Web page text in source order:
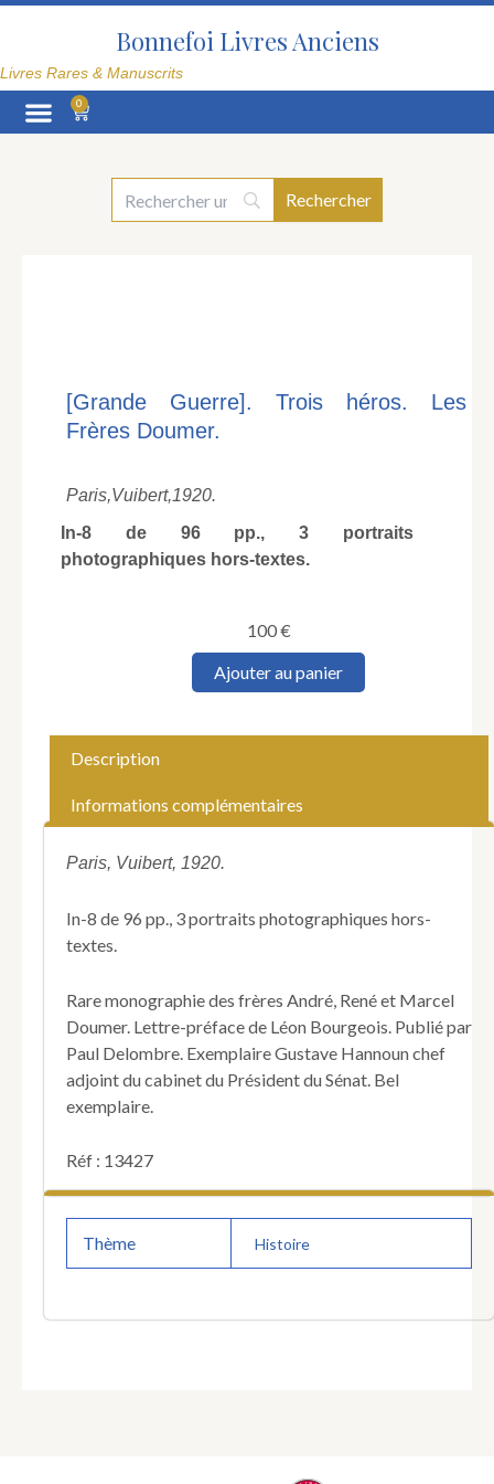
Aller
Bonnefoi Livres Anciens
Livres Rares & Manuscrits
0
Panier
[Grande Guerre]. Trois héros. Les
Frères Doumer.
Paris,Vuibert,1920.
In-8 de 96 pp., 3 portraits
photographiques hors-textes.
100€
quantité
Frères
Ajouter au panier
Description
Informations complémentaires
Paris, Vuibert, 1920.
In-8 de 96 pp., 3 portraits photographiques hors-
textes.
Rare monographie des frères André, René et Marcel
Doumer. Lettre-préface de Léon Bourgeois. Publié par
Paul Delombre. Exemplaire Gustave Hannoun chef
adjoint du cabinet du Président du Sénat. Bel
exemplaire.
Réf : 13427
Thème Histoire